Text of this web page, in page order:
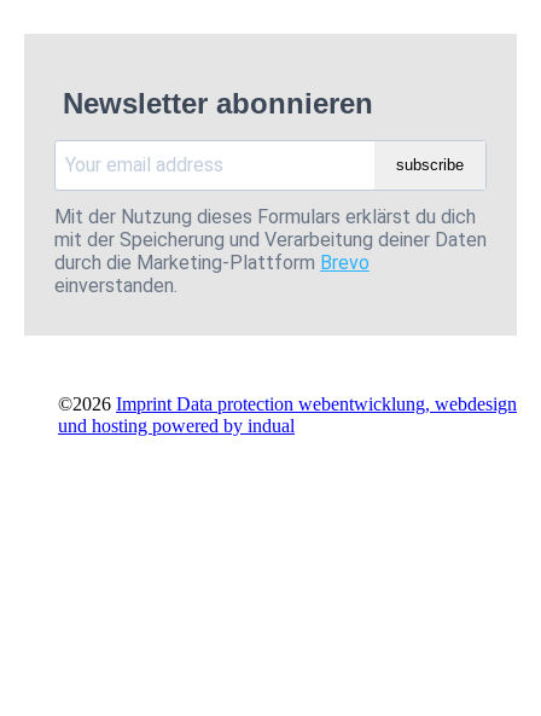
Newsletter abonnieren
subscribe
Mit der Nutzung dieses Formulars erklärst du dich
mit der Speicherung und Verarbeitung deiner Daten
durch die Marketing-Plattform Brevo
einverstanden.
©2026 Imprint Data protection webentwicklung, webdesign
und hosting powered by indual